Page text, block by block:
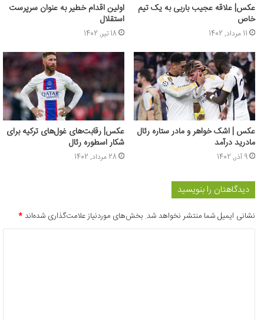
عکس‌| علاقه عجیب باربی به یک تیم
خاص
11 مرداد, 1402
اولین اقدام خطیر به عنوان سرپرست
استقلال
18 تیر, 1402
عکس | اشک خواهر و مادر ستاره رئال
مادرید درآمد
9 آذر, 1402
عکس‌| رقابت‌های غول‌های ترکیه برای
شکار اسطوره رئال
28 مرداد, 1402
دیدگاهتان را بنویسید
نشانی ایمیل شما منتشر نخواهد شد. بخش‌های موردنیاز علامت‌گذاری شده‌اند*